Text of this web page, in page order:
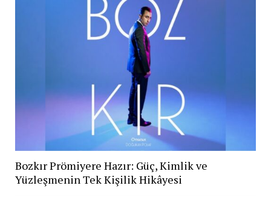
Bozkır Prömiyere Hazır: Güç, Kimlik ve
Yüzleşmenin Tek Kişilik Hikâyesi